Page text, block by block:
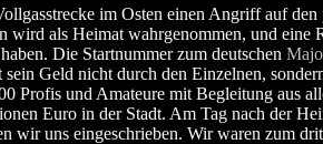
im Osten einen Angriff auf den
wird als Heimat wahrgenommen, und eine
Die Startnummer zum deutschen
Geld nicht durch den Einzelnen,
Profis und Amateure mit Begleitung aus
Euro in der Stadt. Am Tag nach der
wir uns eingeschrieben. Wir waren zum